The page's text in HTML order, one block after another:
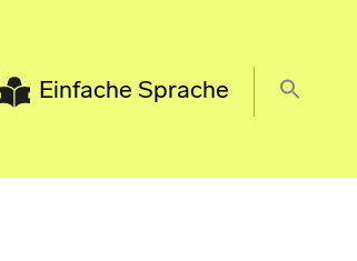
Einfache Sprache